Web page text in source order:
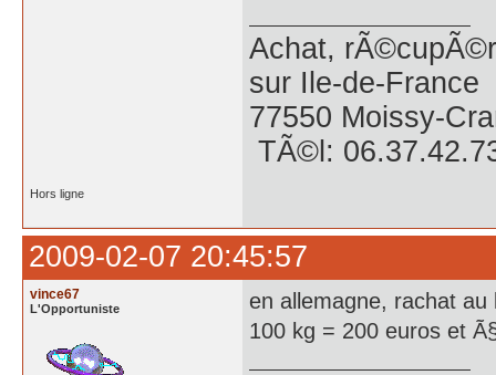
Achat,
sur Ile-de-France
77550 Moissy-
TÃ©l:
Hors ligne
2009-02-07 20:45:57
vince67
L'Opportuniste
en allemagne, rachat
100 kg = 200 euros et